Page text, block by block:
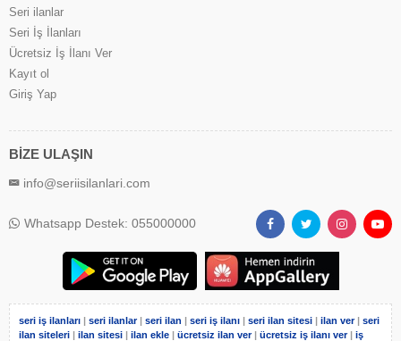
Seri ilanlar
Seri İş İlanları
Ücretsiz İş İlanı Ver
Kayıt ol
Giriş Yap
BİZE ULAŞIN
info@seriisilanlari.com
Whatsapp Destek: 055000000
seri iş ilanları | seri ilanlar| seri ilan | seri iş ilanı | seri ilan sitesi | ilan ver| seri
ilan siteleri | ilan sitesi | ilan ekle | ücretsiz ilan ver| ücretsiz iş ilanı ver| iş